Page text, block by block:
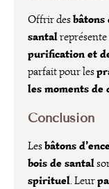
Offrir desbâtons
santal
purification et
parfait pour les
les moments de
Conclusion
Lesbâtons
bois de santal
spirituel. Leur